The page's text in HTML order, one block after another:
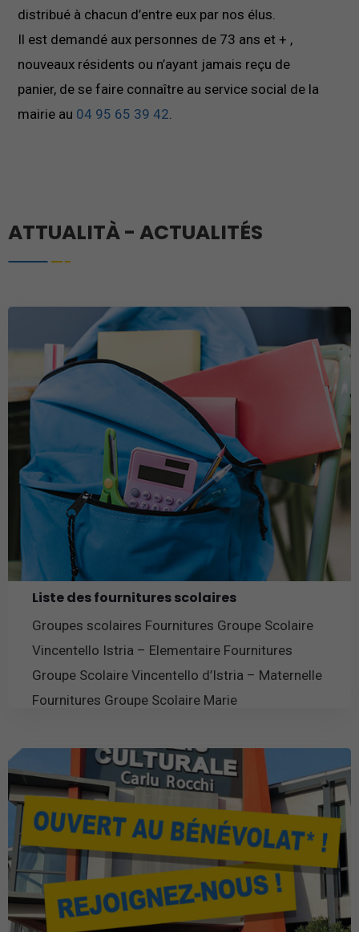
distribué à chacun d’entre eux par nos élus.
Il est demandé aux personnes de 73 ans et + ,
nouveaux résidents ou n’ayant jamais reçu de
panier, de se faire connaître au service social de la
mairie au 04 95 65 39 42.
ATTUALITÀ - ACTUALITÉS
Liste des fournitures scolaires
Groupes scolaires Fournitures Groupe Scolaire
Vincentello Istria – Elementaire Fournitures
Groupe Scolaire Vincentello d’Istria – Maternelle
Fournitures Groupe Scolaire Marie